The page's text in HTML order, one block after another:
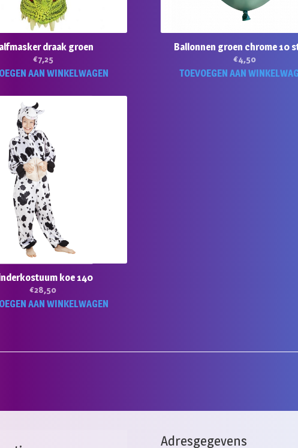
draak groen
€7,25
AAN WINKELWAGEN
Ballonnen groen chrome 10
€4,50
TOEVOEGEN AAN
koe 140
€28,50
AAN WINKELWAGEN
Adresgegevens